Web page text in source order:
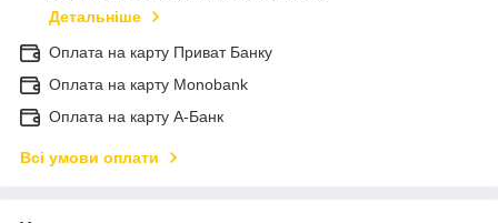
Детальніше
Оплата на карту Приват Банку
Оплата на карту Monobank
Оплата на карту А-Банк
Всі умови оплати